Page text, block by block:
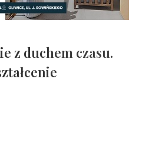
z duchem czasu.